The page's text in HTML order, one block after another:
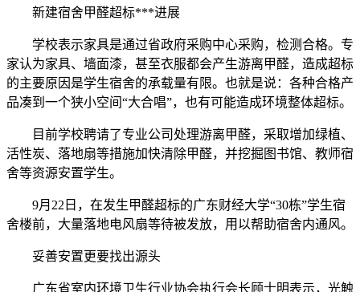
新建宿舍甲醛超标***进展
学校表示家具是通过省政府采购中心采购，检测合格。专
家认为家具、墙面漆，甚至衣服都会产生游离甲醛，造成超标
的主要原因是学生宿舍的承载量有限。也就是说：各种合格产
品凑到一个狭小空间“大合唱”，也有可能造成环境整体超标。
目前学校聘请了专业公司处理游离甲醛，采取增加绿植、
活性炭、落地扇等措施加快清除甲醛，并挖掘图书馆、教师宿
舍等资源安置学生。
9月22日，在发生甲醛超标的广东财经大学“30栋”学生宿
舍楼前，大量落地电风扇等待被发放，用以帮助宿舍内通风。
妥善安置更要找出源头
广东省室内环境卫生行业协会执行会长顾士明表示，光触